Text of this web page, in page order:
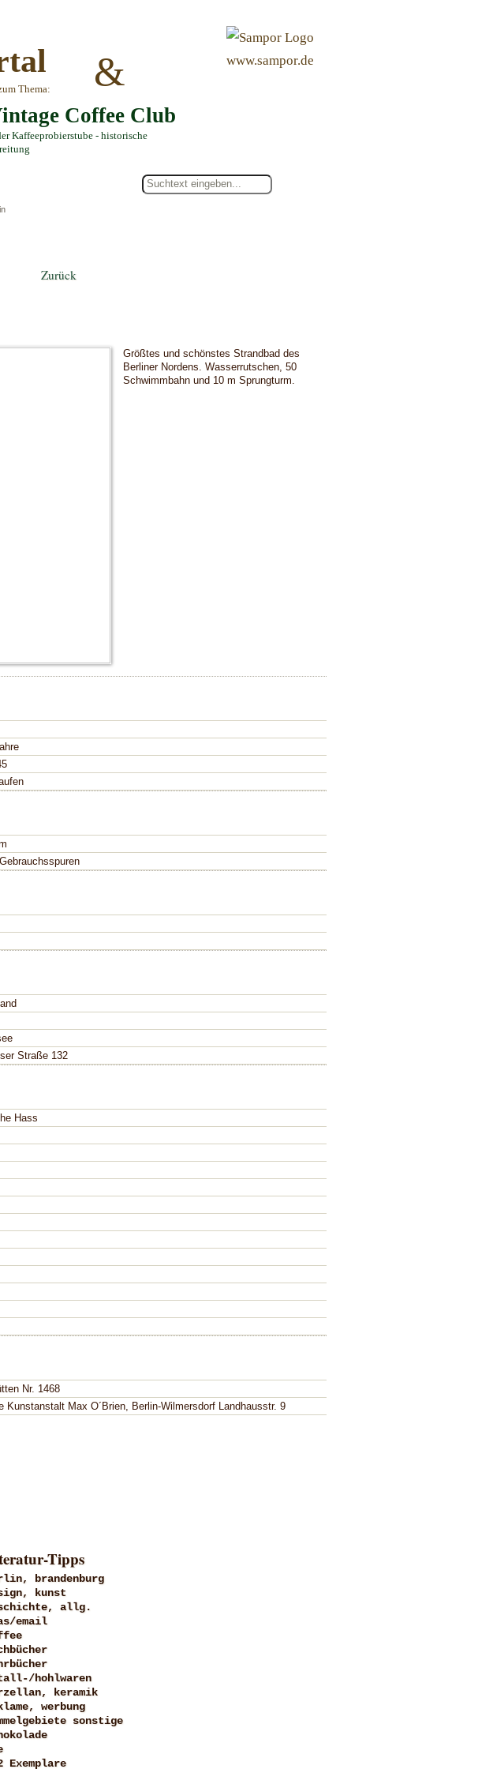
Thema:
&
Coffee Club
Kaffeeprobierstube - historische
www.sampor.de
Zurück
Größtes und schönstes Strandbad des
Berliner Nordens. Wasserrutschen, 50
Schwimmbahn und 10 m Sprungturm.
Straße 132
Hass
Nr. 1468
Kunstanstalt Max O´Brien, Berlin-Wilmersdorf Landhausstr. 9
Tipps
brandenburg
kunst
allg.
email
hohlwaren
keramik
werbung
sonstige
Exemplare